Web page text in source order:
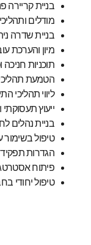
בניית קריירה
מודלים
בניית שדרה
מיון והערכת
תוכניות חניכה
הטמעת
ליווי תהליכי
ייעוץ תעסוקתי
בניית נהלים
טיפול בשימור
הגדרות תפקיד
פיתוח
טיפול יחודי